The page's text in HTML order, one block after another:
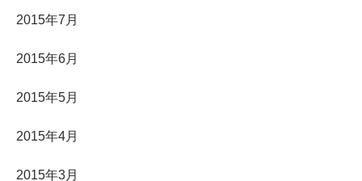
2015年7月
2015年6月
2015年5月
2015年4月
2015年3月